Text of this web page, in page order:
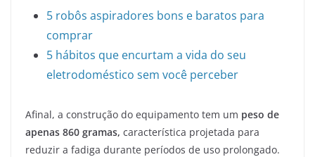
5 robôs aspiradores bons e baratos para
comprar
5 hábitos que encurtam a vida do seu
eletrodoméstico sem você perceber
Afinal, a construção do equipamento tem um peso de
apenas 860 gramas, característica projetada para
reduzir a fadiga durante períodos de uso prolongado.